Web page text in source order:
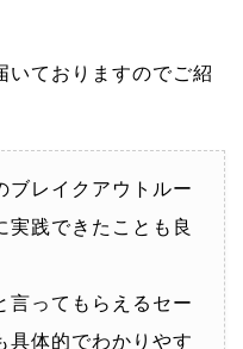
いておりますのでご紹
ブレイクアウトルー
実践できたことも良
言ってもらえるセー
具体的でわかりやす